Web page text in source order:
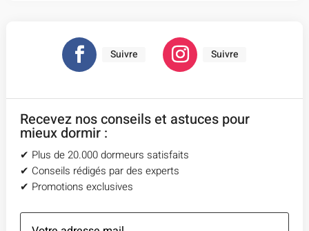
Suivre Suivre
Recevez nos conseils et astuces pour
mieux dormir :
✔︎ Plus de 20.000 dormeurs satisfaits
✔︎ Conseils rédigés par des experts
✔︎ Promotions exclusives